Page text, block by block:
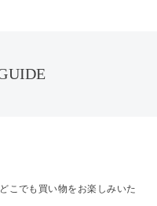
こでも買い物をお楽しみいた